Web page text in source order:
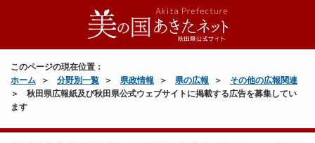
このページの現在位置：
ホーム
分野別一覧 県政情報 県の広報
その他の広報関連
秋田県広報紙及び秋田県公式ウェブサイトに掲載する広告を募集してい
ます